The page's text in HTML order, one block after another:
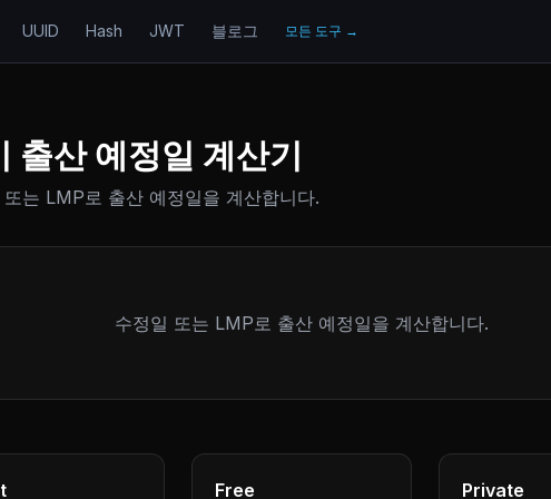
UUID Hash JWT 블로그 모든 도구 →
출산 예정일 계산기
또는 LMP로 출산 예정일을 계산합니다.
수정일 또는 LMP로 출산 예정일을 계산합니다.
Free Private